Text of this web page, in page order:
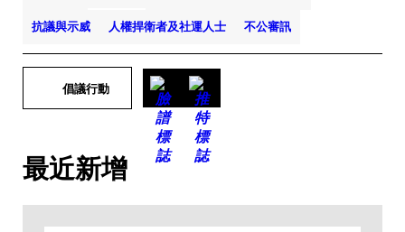
抗議與示威 人權捍衛者及社運人士 不公審訊
倡議行動
最近新增